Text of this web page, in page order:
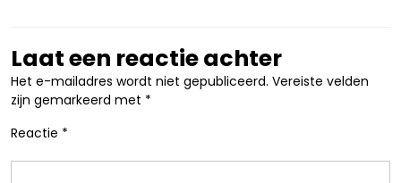
Laat een reactie achter
Het e-mailadres wordt niet gepubliceerd. Vereiste velden
zijn gemarkeerd met *
Reactie *